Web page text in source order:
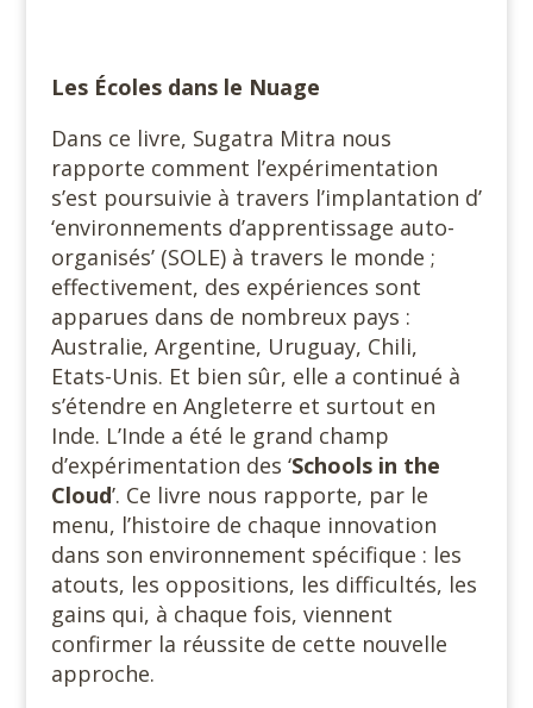
Les Écoles dans le Nuage
Dans ce livre, Sugatra Mitra nous
rapporte comment l’expérimentation
s’est poursuivie à travers l’implantation d’
‘environnements d’apprentissage auto-
organisés’ (SOLE) à travers le monde ;
effectivement, des expériences sont
apparues dans de nombreux pays :
Australie, Argentine, Uruguay, Chili,
Etats-Unis. Et bien sûr, elle a continué à
s’étendre en Angleterre et surtout en
Inde. L’Inde a été le grand champ
d’expérimentation des ‘Schools in the
Cloud’. Ce livre nous rapporte, par le
menu, l’histoire de chaque innovation
dans son environnement spécifique : les
atouts, les oppositions, les difficultés, les
gains qui, à chaque fois, viennent
confirmer la réussite de cette nouvelle
approche.